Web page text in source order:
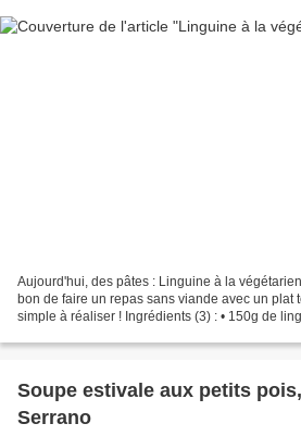
Aujourd'hui, des pâtes : Linguine à la
bon de faire un repas sans viande avec un plat
simple à réaliser ! Ingrédients (3) : • 150g de
Soupe estivale aux petits
Serrano